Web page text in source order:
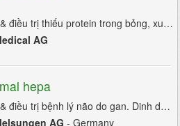
3
trong bỏng, xuất huyết, hậu phẫu, ung thư, dinh dưỡng kém, bệnh lý dạ dày-tá tràng nhẹ, lành tính, rối ...
AG
hepa
gan. Dinh dưỡng đường tĩnh mạch trong bệnh gan, bệnh lý não do gan. Điều chỉnh rối loạn cân bằng acid ...
AG - Germany